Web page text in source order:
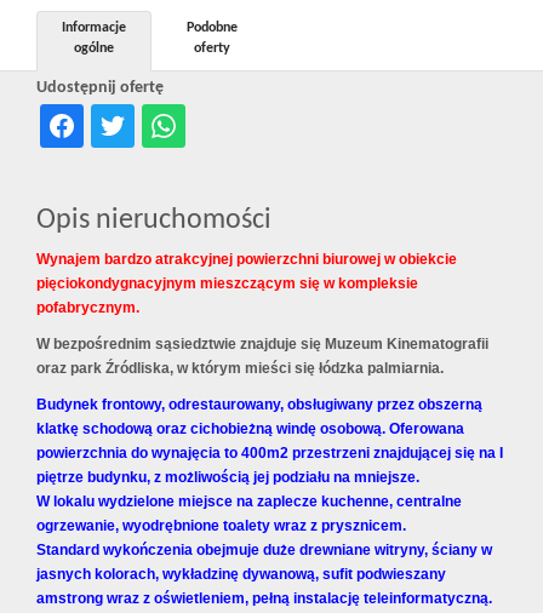
dla
Udostępnij ofertę
Informacje
ogólne
Podobne
oferty
Opis nieruchomości
Wynajem bardzo atrakcyjnej powierzchni biurowej w obiekcie
pięciokondygnacyjnym mieszczącym się w kompleksie
pofabrycznym.
W bezpośrednim sąsiedztwie znajduje się Muzeum Kinematografii
oraz park Źródliska, w którym mieści się łódzka palmiarnia.
Budynek frontowy, odrestaurowany, obsługiwany przez obszerną
klatkę schodową oraz cichobieżną windę osobową. Oferowana
powierzchnia do wynajęcia to 400m2 przestrzeni znajdującej się na I
piętrze budynku, z możliwością jej podziału na mniejsze.
W lokalu wydzielone miejsce na zaplecze kuchenne, centralne
ogrzewanie, wyodrębnione toalety wraz z prysznicem.
Standard wykończenia obejmuje duże drewniane witryny, ściany w
jasnych kolorach, wykładzinę dywanową, sufit podwieszany
amstrong wraz z oświetleniem, pełną instalację teleinformatyczną.